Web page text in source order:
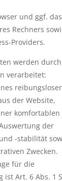
und ggf. das
Rechners
Providers.
werden
verarbeitet:
der Website,
der
-stabilität
Zwecken.
für die
ist Art. 6 Abs. 1